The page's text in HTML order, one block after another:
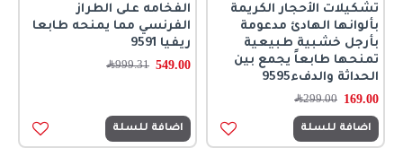
تشكيلات الأحجار الكريمة
بألوانها الهادئ مدعومة
بأرجل خشبية طبيعية
تمنحها طابعاً يجمع بين
الحداثة والدفء9595
169.00
299.00﷼
اضافة للسلة
الفخامه على الطراز
الفرنسي مما يمنحه طابعا
ريفيا 9591
549.00
999.31﷼
اضافة للسلة